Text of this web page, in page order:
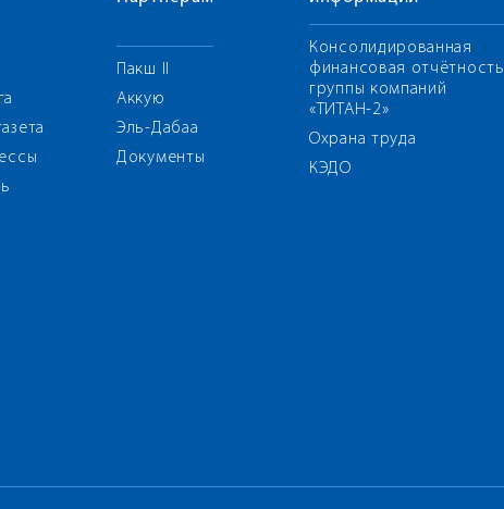
Пакш II
Аккую
Эль-Дабаа
Документы
Консолидированная
финансовая отчётность
группы компаний
«ТИТАН-2»
Охрана труда
КЭДО